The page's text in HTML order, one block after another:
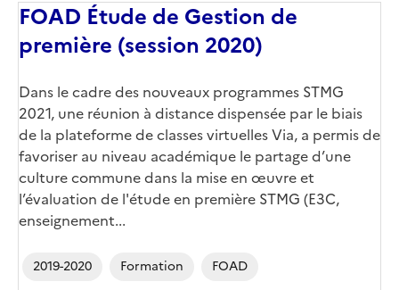
FOAD Étude de Gestion de
première (session 2020)
Dans le cadre des nouveaux programmes STMG
2021, une réunion à distance dispensée par le biais
de la plateforme de classes virtuelles Via, a permis de
favoriser au niveau académique le partage d’une
culture commune dans la mise en œuvre et
l’évaluation de l'étude en première STMG (E3C,
enseignement...
2019-2020 Formation FOAD